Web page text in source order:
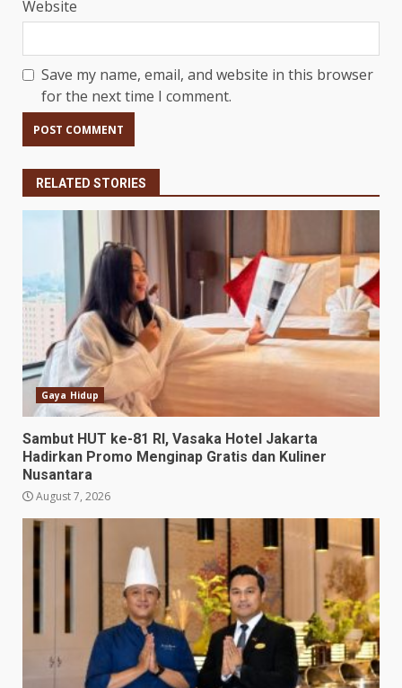
Website
Save my name, email, and website in this browser
for the next time I comment.
RELATED STORIES
Gaya Hidup
Sambut HUT ke-81 RI, Vasaka Hotel Jakarta
Hadirkan Promo Menginap Gratis dan Kuliner
Nusantara
August 7, 2026